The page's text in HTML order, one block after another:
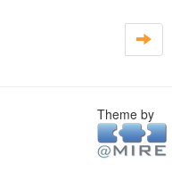
Theme by